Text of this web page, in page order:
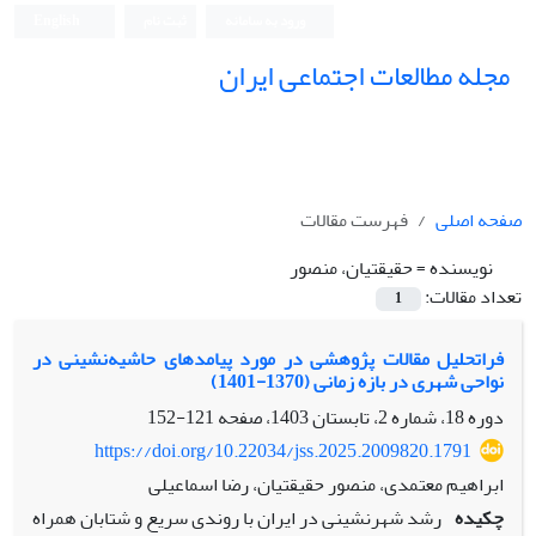
مجله مطالعات اجتماعی ایران
صفحه اصلی
فهرست مقالات
نویسنده =حقیقتیان، منصور
تعداد مقالات:
1
فراتحلیل مقالات پژوهشی در مورد پیامدهای حاشیه‌نشینی در
نواحی شهری در بازه زمانی (1370-1401)
دوره 18، شماره 2، تابستان 1403، صفحه
121-152
https://doi.org/10.22034/jss.2025.2009820.1791
ابراهیم معتمدی، منصور حقیقتیان، رضا اسماعیلی
چکیده رشد شهرنشینی در ایران با روندی سریع و شتابان همراه